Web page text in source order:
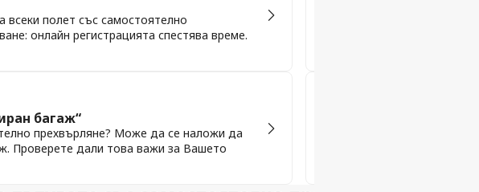
всеки полет със самостоятелно
онлайн регистрацията спестява време.
Полетите със
багаж“
прехвърляне? Може да се наложи да
Проверете дали това важи за Вашето